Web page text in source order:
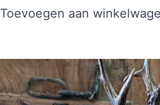
Toevoegen aan